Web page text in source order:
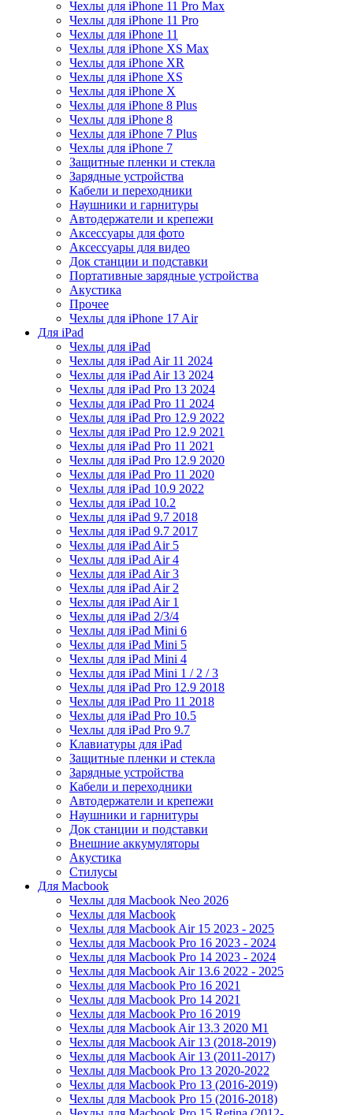
Чехлы для iPhone 11 Pro Max
Чехлы для iPhone 11 Pro
Чехлы для iPhone 11
Чехлы для iPhone XS Max
Чехлы для iPhone XR
Чехлы для iPhone XS
Чехлы для iPhone X
Чехлы для iPhone 8 Plus
Чехлы для iPhone 8
Чехлы для iPhone 7 Plus
Чехлы для iPhone 7
Защитные пленки и стекла
Зарядные устройства
Кабели и переходники
Наушники и гарнитуры
Автодержатели и крепежи
Аксессуары для фото
Аксессуары для видео
Док станции и подставки
Портативные зарядные устройства
Акустика
Прочее
Чехлы для iPhone 17 Air
Для iPad
Чехлы для iPad
Чехлы для iPad Air 11 2024
Чехлы для iPad Air 13 2024
Чехлы для iPad Pro 13 2024
Чехлы для iPad Pro 11 2024
Чехлы для iPad Pro 12.9 2022
Чехлы для iPad Pro 12.9 2021
Чехлы для iPad Pro 11 2021
Чехлы для iPad Pro 12.9 2020
Чехлы для iPad Pro 11 2020
Чехлы для iPad 10.9 2022
Чехлы для iPad 10.2
Чехлы для iPad 9.7 2018
Чехлы для iPad 9.7 2017
Чехлы для iPad Air 5
Чехлы для iPad Air 4
Чехлы для iPad Air 3
Чехлы для iPad Air 2
Чехлы для iPad Air 1
Чехлы для iPad 2/3/4
Чехлы для iPad Mini 6
Чехлы для iPad Mini 5
Чехлы для iPad Mini 4
Чехлы для iPad Mini 1 / 2 / 3
Чехлы для iPad Pro 12.9 2018
Чехлы для iPad Pro 11 2018
Чехлы для iPad Pro 10.5
Чехлы для iPad Pro 9.7
Клавиатуры для iPad
Защитные пленки и стекла
Зарядные устройства
Кабели и переходники
Автодержатели и крепежи
Наушники и гарнитуры
Док станции и подставки
Внешние аккумуляторы
Акустика
Стилусы
Для Macbook
Чехлы для Macbook Neo 2026
Чехлы для Macbook
Чехлы для Macbook Air 15 2023 - 2025
Чехлы для Macbook Pro 16 2023 - 2024
Чехлы для Macbook Pro 14 2023 - 2024
Чехлы для Macbook Air 13.6 2022 - 2025
Чехлы для Macbook Pro 16 2021
Чехлы для Macbook Pro 14 2021
Чехлы для Macbook Pro 16 2019
Чехлы для Macbook Air 13.3 2020 M1
Чехлы для Macbook Air 13 (2018-2019)
Чехлы для Macbook Air 13 (2011-2017)
Чехлы для Macbook Pro 13 2020-2022
Чехлы для Macbook Pro 13 (2016-2019)
Чехлы для Macbook Pro 15 (2016-2018)